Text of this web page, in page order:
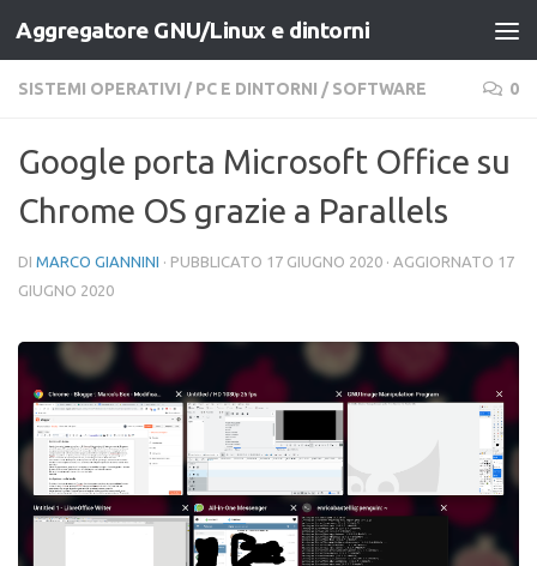
Salta al contenuto
Aggregatore GNU/Linux e dintorni
SISTEMI OPERATIVI / PC E DINTORNI / SOFTWARE 0
Google porta Microsoft Office su
Chrome OS grazie a Parallels
DI MARCO GIANNINI · PUBBLICATO 17 GIUGNO 2020 · AGGIORNATO 17
GIUGNO 2020